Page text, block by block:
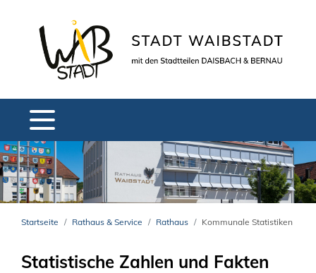
Startseite Rathaus & Service Rathaus Kommunale Statistiken
Statistische Zahlen und Fakten